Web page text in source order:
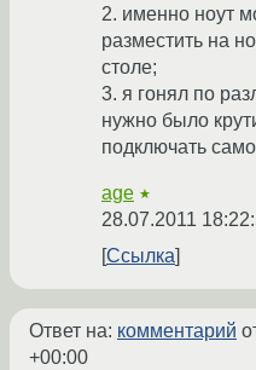
2. именно ноут
разместить на
столе;
3. я гонял по
нужно было
подключать
age ★
28.07.2011
Ссылка
Ответ на: комментарий
+00:00